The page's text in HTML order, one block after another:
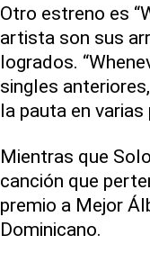
Otro estreno es
artista son sus
logrados.
singles
la pauta en
Mientras que
canción que
premio a Mejor
Dominicano.